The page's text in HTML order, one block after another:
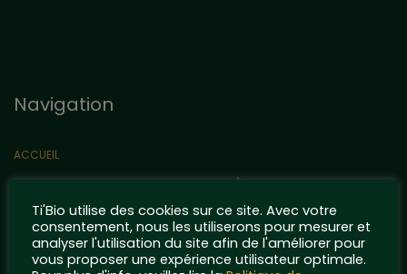
Navigation
ACCUEIL
TI’BIO ET SES ENGAGEMENTS POUR LA PLANÈTE
NOS MACÉRATIONS PREMIUM
CONTACT
QUELQUES POINTS DE RÉFÉRENCE…
Ti'Bio utilise des cookies sur ce site. Avec votre
consentement, nous les utiliserons pour mesurer et
analyser l'utilisation du site afin de l'améliorer pour
vous proposer une expérience utilisateur optimale.